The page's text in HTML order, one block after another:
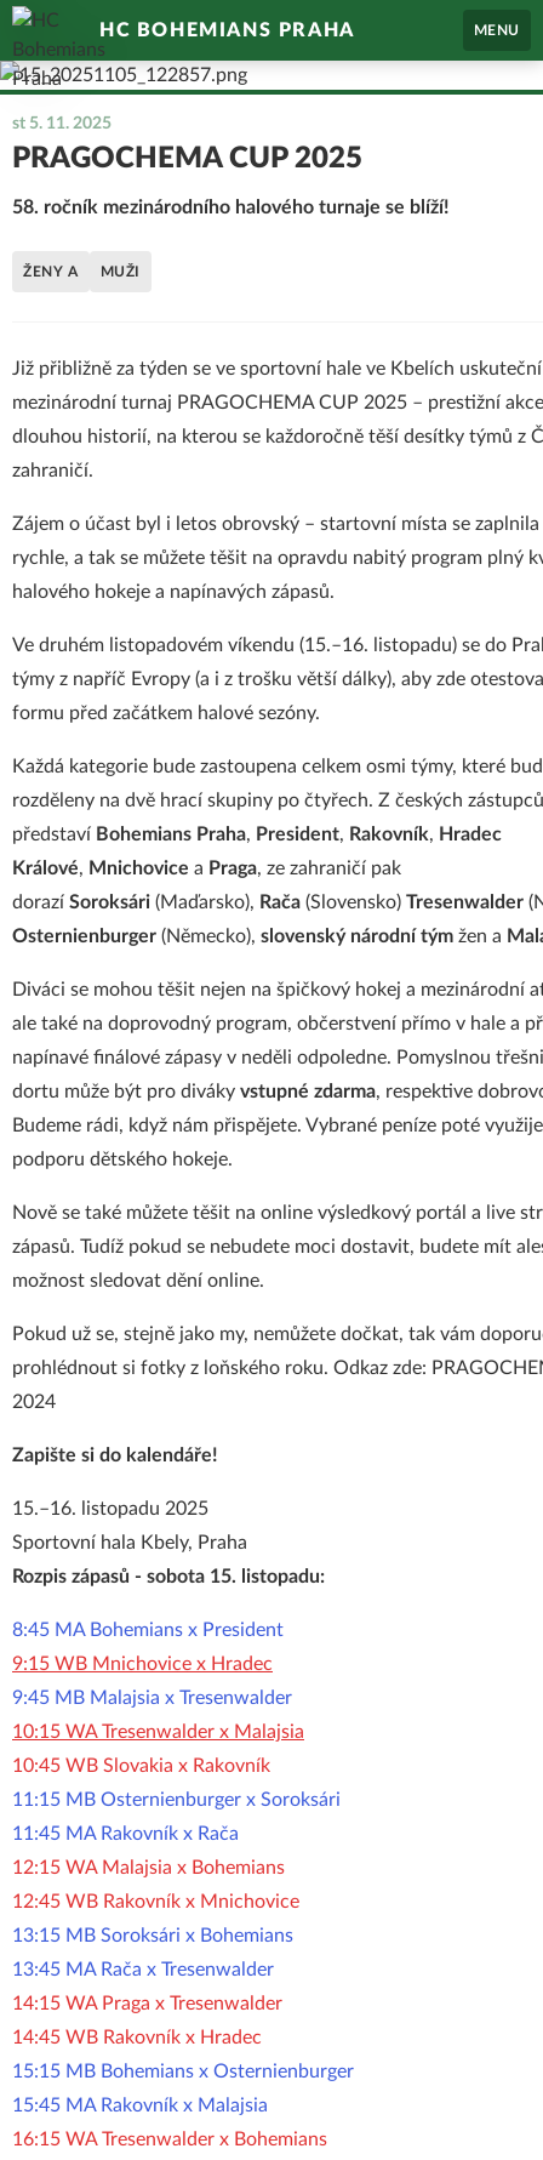
HC BOHEMIANS PRAHA MENU
st 5. 11. 2025
PRAGOCHEMA CUP 2025
58. ročník mezinárodního halového turnaje se blíží!
ŽENY A MUŽI
Již přibližně za týden se ve sportovní hale ve Kbelích
mezinárodní turnaj PRAGOCHEMA CUP 2025 – prestižní
dlouhou historií, na kterou se každoročně těší desítky týmů z
zahraničí.
Zájem o účast byl i letos obrovský – startovní místa se
rychle, a tak se můžete těšit na opravdu nabitý program plný
halového hokeje a napínavých zápasů.
Ve druhém listopadovém víkendu (15.–16. listopadu) se do
týmy z napříč Evropy (a i z trošku větší dálky), aby zde
formu před začátkem halové sezóny.
Každá kategorie bude zastoupena celkem osmi týmy, které
rozděleny na dvě hrací skupiny po čtyřech. Z českých
představí Bohemians Praha, President, Rakovník, Hradec
Králové, Mnichovice a Praga, ze zahraničí pak
dorazí Soroksári (Maďarsko), Rača (Slovensko) Tresenwalder
Osternienburger (Německo), slovenský národní tým žen a
Diváci se mohou těšit nejen na špičkový hokej a mezinárodní
ale také na doprovodný program, občerstvení přímo v hale a
napínavé finálové zápasy v neděli odpoledne. Pomyslnou
dortu může být pro diváky vstupné zdarma, respektive
Budeme rádi, když nám přispějete. Vybrané peníze poté
podporu dětského hokeje.
Nově se také můžete těšit na online výsledkový portál a live
zápasů. Tudíž pokud se nebudete moci dostavit, budete mít
možnost sledovat dění online.
Pokud už se, stejně jako my, nemůžete dočkat, tak vám
prohlédnout si fotky z loňského roku. Odkaz zde:
2024
Zapište si do kalendáře!
15.–16. listopadu 2025
Sportovní hala Kbely, Praha
Rozpis zápasů - sobota 15. listopadu:
8:45 MA Bohemians x President
9:15 WB Mnichovice x Hradec
9:45 MB Malajsia x Tresenwalder
10:15 WA Tresenwalder x Malajsia
10:45 WB Slovakia x Rakovník
11:15 MB Osternienburger x Soroksári
11:45 MA Rakovník x Rača
12:15 WA Malajsia x Bohemians
12:45 WB Rakovník x Mnichovice
13:15 MB Soroksári x Bohemians
13:45 MA Rača x Tresenwalder
14:15 WA Praga x Tresenwalder
14:45 WB Rakovník x Hradec
15:15 MB Bohemians x Osternienburger
15:45 MA Rakovník x Malajsia
16:15 WA Tresenwalder x Bohemians